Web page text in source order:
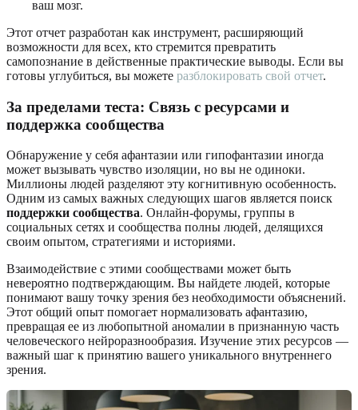
ваш мозг.
Этот отчет разработан как инструмент, расширяющий
возможности для всех, кто стремится превратить
самопознание в действенные практические выводы. Если вы
готовы углубиться, вы можете разблокировать свой отчет.
За пределами теста: Связь с ресурсами и
поддержка сообщества
Обнаружение у себя афантазии или гипофантазии иногда
может вызывать чувство изоляции, но вы не одиноки.
Миллионы людей разделяют эту когнитивную особенность.
Одним из самых важных следующих шагов является поиск
поддержки сообщества. Онлайн-форумы, группы в
социальных сетях и сообщества полны людей, делящихся
своим опытом, стратегиями и историями.
Взаимодействие с этими сообществами может быть
невероятно подтверждающим. Вы найдете людей, которые
понимают вашу точку зрения без необходимости объяснений.
Этот общий опыт помогает нормализовать афантазию,
превращая ее из любопытной аномалии в признанную часть
человеческого нейроразнообразия. Изучение этих ресурсов —
важный шаг к принятию вашего уникального внутреннего
зрения.